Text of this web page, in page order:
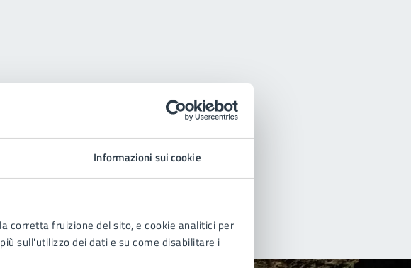
Informazioni sui cookie
corretta fruizione del sito, e cookie analitici per
sull'utilizzo dei dati e su come disabilitare i